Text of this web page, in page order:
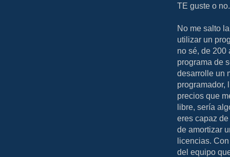
TE guste o no.
No me salto
utilizar un
no sé, de 200
programa de
desarrolle un
programador,
precios que
libre, sería
eres capaz
de amortizar
licencias.
del equipo